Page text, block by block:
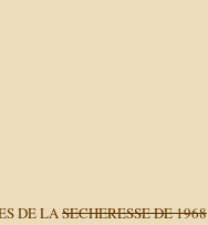
DE LASECHERESSE DE 1968